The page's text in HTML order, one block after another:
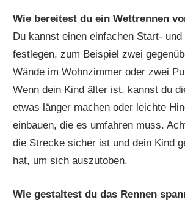
Wie bereitest du ein Wettrennen
Du kannst einen einfachen Start-
festlegen, zum Beispiel zwei
Wände im Wohnzimmer oder zwei
Wenn dein Kind älter ist, kannst du
etwas länger machen oder leichte
einbauen, die es umfahren muss.
die Strecke sicher ist und dein Kind
hat, um sich auszutoben.
Wie gestaltest du das Rennen